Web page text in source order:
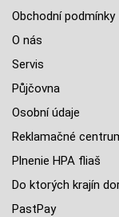
Obchodní podmínky
O nás
Servis
Půjčovna
Osobní údaje
Reklamačné
Plnenie HPA fliaš
Do ktorých krajín
PastPay